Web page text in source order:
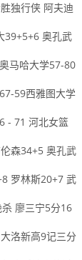
独行侠 阿夫迪
39+5+6 奥孔武
马哈大学57-80
59西雅图大学
- 71 河北女篮
森34+5 奥孔武
罗林斯20+7 武
廖三宁5分16
洛新高9记三分